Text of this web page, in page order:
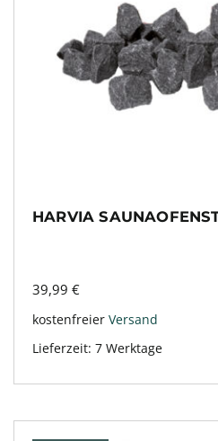
HARVIA
39,99 €
kostenfreier Versand
Lieferzeit: 7 Werktage